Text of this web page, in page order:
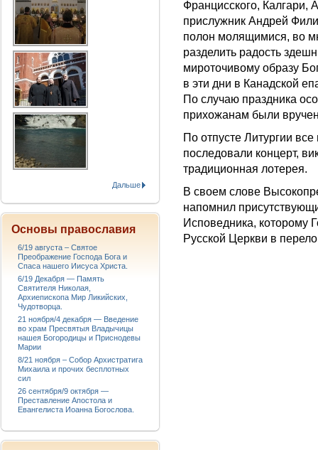
Францисского, Калгари,
прислужник Андрей
полон молящимися, во
разделить радость
мироточивому образу
в эти дни в Канадской
По случаю праздника
прихожанам были
По отпусте Литургии
последовали концерт,
традиционная лотерея.
В своем слове
напомнил
Исповедника, которому
Русской Церкви в
Дальше
Основы православия
6/19 августа – Святое
Преображение Господа Бога и
Спаса нашего Иисуса Христа.
6/19 Декабря — Память
Святителя Николая,
Архиепископа Мир Ликийских,
Чудотворца.
21 ноября/4 декабря — Введение
во храм Пресвятыя Владычицы
нашея Богородицы и Приснодевы
Марии
8/21 ноября – Собор Архистратига
Михаила и прочих бесплотных
сил
26 сентября/9 октября —
Преставление Апостола и
Евангелиста Иоанна Богослова.